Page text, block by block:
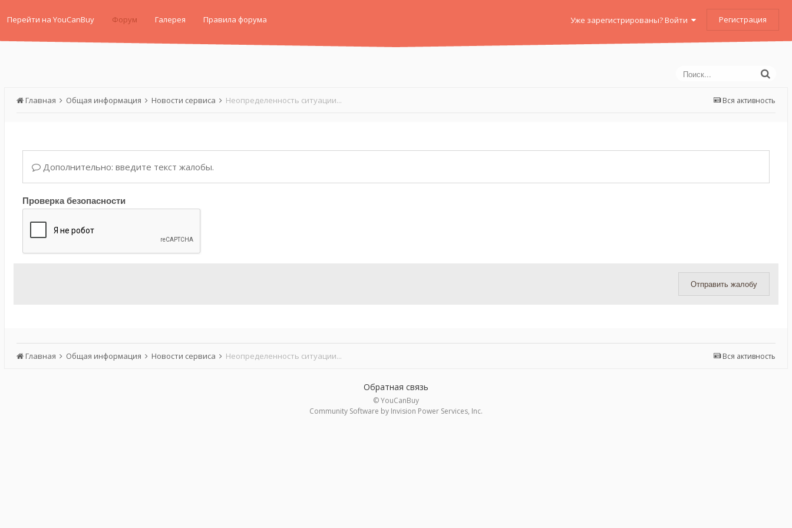
Перейти на YouCanBuy Форум Галерея Правила форума Уже зарегистрированы? Войти Регистрация
Вся активность
Главная Общая информация Новости сервиса Неопределенность ситуации...
Дополнительно: введите текст жалобы.
Проверка безопасности
Отправить жалобу
Вся активность
Главная Общая информация Новости сервиса Неопределенность ситуации...
Обратная связь
© YouCanBuy
Community Software by Invision Power Services, Inc.